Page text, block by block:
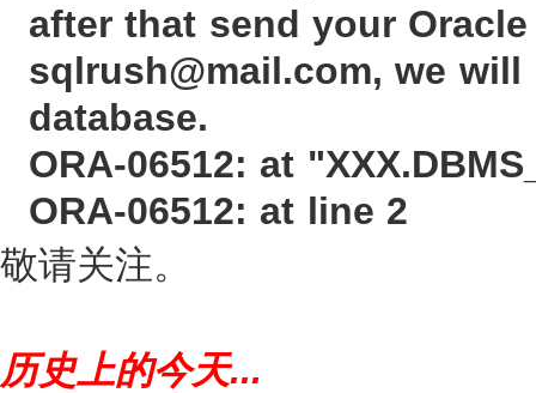
after that send your
sqlrush@mail.com, we
database.
ORA-06512: at
ORA-06512: at line 2
敬请关注。
历史上的今天...